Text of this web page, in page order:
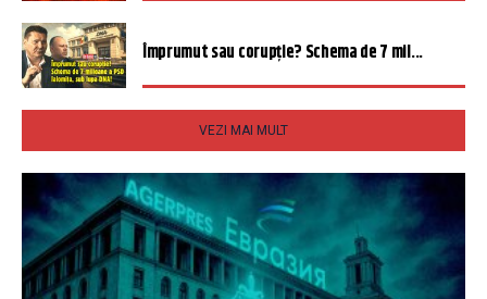
Împrumut sau corupție? Schema de 7 mil...
VEZI MAI MULT